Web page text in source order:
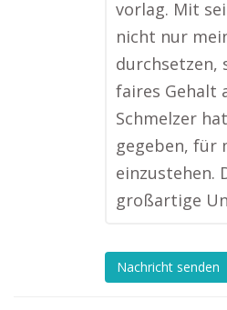
vorlag. Mit
nicht nur
durchsetzen,
faires Gehalt
Schmelzer
gegeben, für
einzustehen.
großartige
Nachricht senden